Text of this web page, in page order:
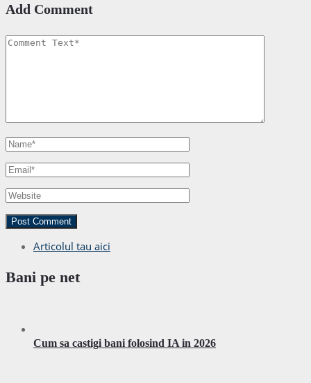
Add Comment
Articolul tau aici
Bani pe net
Cum sa castigi bani folosind IA in 2026